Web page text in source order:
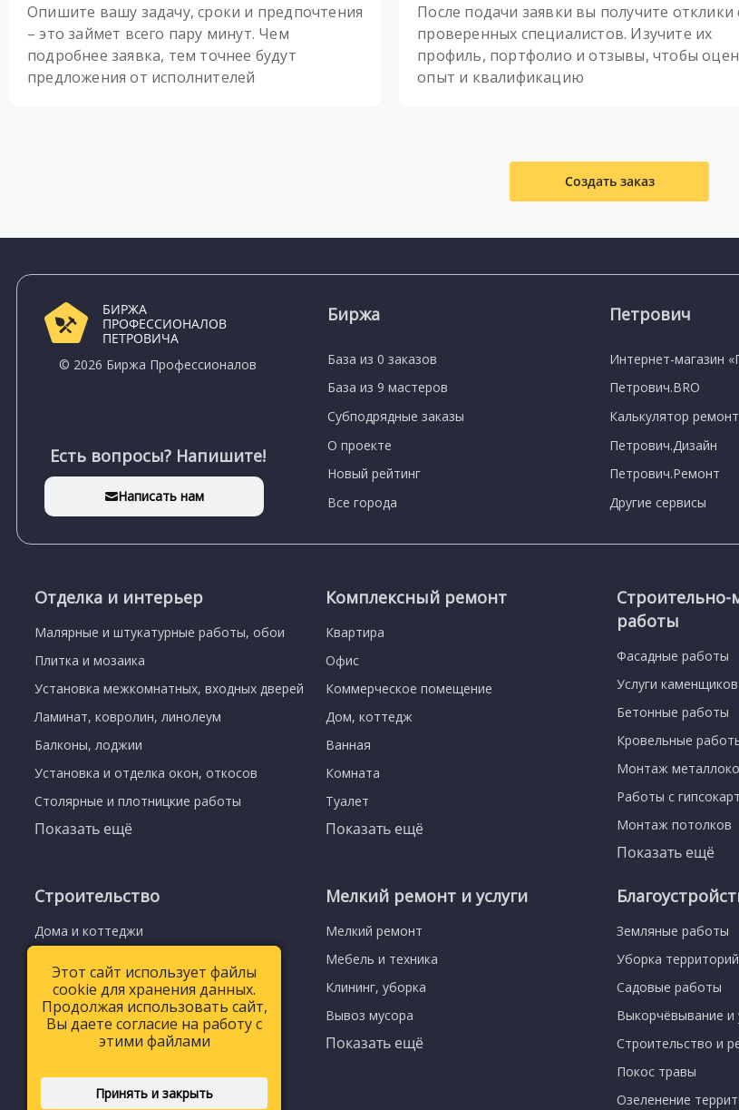
Опишите вашу задачу, сроки и предпочтения
– это займет всего пару минут. Чем
подробнее заявка, тем точнее будут
предложения от исполнителей
После подачи заявки вы получите отклики
проверенных специалистов. Изучите их
профиль, портфолио и отзывы, чтобы
опыт и квалификацию
Создать заказ
БИРЖА
ПРОФЕССИОНАЛОВ
ПЕТРОВИЧА
© 2026 Биржа Профессионалов
Есть вопросы? Напишите!
Написать нам
Биржа
База из 0 заказов
База из 9 мастеров
Субподрядные заказы
О проекте
Новый рейтинг
Все города
Петрович
Интернет-магазин
Петрович.BRO
Калькулятор
Петрович.Дизайн
Петрович.Ремонт
Другие сервисы
Отделка и интерьер
Малярные и штукатурные работы, обои
Плитка и мозаика
Установка межкомнатных, входных дверей
Ламинат, ковролин, линолеум
Балконы, лоджии
Установка и отделка окон, откосов
Столярные и плотницкие работы
Показать ещё
Комплексный ремонт
Квартира
Офис
Коммерческое помещение
Дом, коттедж
Ванная
Комната
Туалет
Показать ещё
работы
Фасадные работы
Услуги каменщиков
Бетонные работы
Кровельные
Монтаж
Работы с
Монтаж потолков
Показать ещё
Строительство
Дома и коттеджи
Стены и перегородки
Фундамент
Заборы и ворота
Мелкий ремонт и услуги
Мелкий ремонт
Мебель и техника
Клининг, уборка
Вывоз мусора
Показать ещё
Земляные работы
Уборка территорий
Садовые работы
Выкорчёвывание и
Строительство и
Покос травы
Озеленение
Этот сайт использует файлы
cookie для хранения данных.
Продолжая использовать сайт,
Вы даете согласие на работу с
этими файлами
Принять и закрыть
Этот сайт использует файлы
cookie для хранения данных.
Продолжая использовать сайт,
Вы даете согласие на работу с
этими файлами
Принять и закрыть